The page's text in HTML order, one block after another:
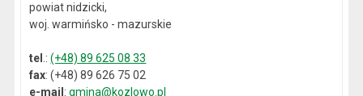
powiat nidzicki,
woj. warmińsko - mazurskie
tel .:(+48) 89 625 08 33
fax: (+48) 89 626 75 02
e-mail:gmina@kozlowo.pl